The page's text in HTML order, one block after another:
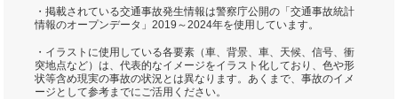
・掲載されている交通事故発生情報は警察庁公開の「交通事故統計
情報のオープンデータ」2019～2024年を使用しています。
・イラストに使用している各要素（車、背景、車、天候、信号、衝
突地点など）は、代表的なイメージをイラスト化しており、色や形
状等含め現実の事故の状況とは異なります。あくまで、事故のイメ
ージとして参考までにご活用ください。